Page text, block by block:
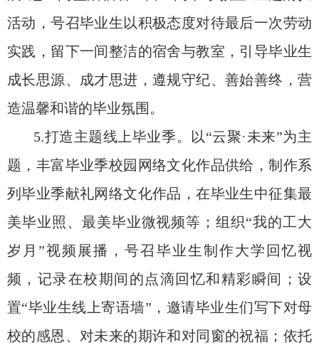
活动，号召毕业生以积极态度对待最后一次劳动
实践，留下一间整洁的宿舍与教室，引导毕业生
成长思源、成才思进，遵规守纪、善始善终，营
造温馨和谐的毕业氛围。
5.打造主题线上毕业季。以“云聚·未来”为主
题，丰富毕业季校园网络文化作品供给，制作系
列毕业季献礼网络文化作品，在毕业生中征集最
美毕业照、最美毕业微视频等；组织“我的工大
岁月”视频展播，号召毕业生制作大学回忆视
频，记录在校期间的点滴回忆和精彩瞬间；设
置“毕业生线上寄语墙”，邀请毕业生们写下对母
校的感恩、对未来的期许和对同窗的祝福；依托